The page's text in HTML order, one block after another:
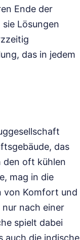
Ende der
Lösungen
das in jedem
das
den oft kühlen
mag in die
von Komfort und
nach einer
spielt dabei